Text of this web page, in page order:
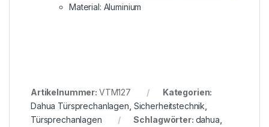
Material: Aluminium
Artikelnummer: VTM127
Kategorien:
Dahua Türsprechanlagen Sicherheitstechnik
Türsprechanlagen
Schlagwörter: dahua